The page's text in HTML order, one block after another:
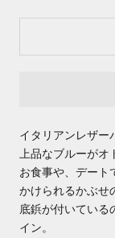
イタリアンレザー
上品なブルーがオ
お食事や、デート
かけられるかぶせ
底鋲が付いている
イン。